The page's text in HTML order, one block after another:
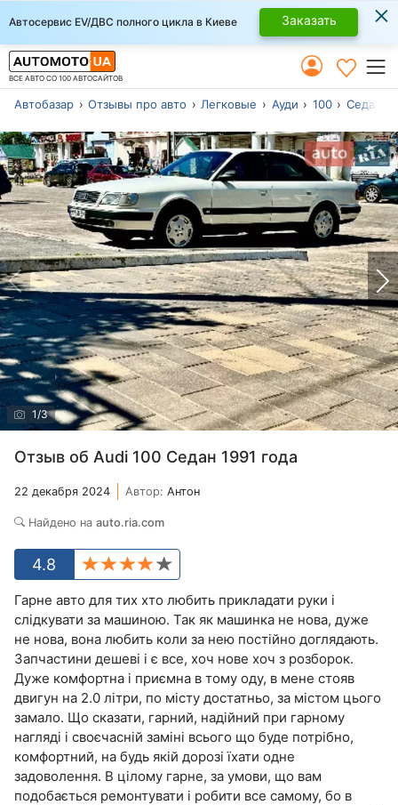
Автосервис EV/ДВС полного цикла в Киеве Заказать ×
ВСЕ АВТО СО 100 АВТОСАЙТОВ
Автобазар Отзывы про авто Легковые Ауди 100 Седан
1 /3
Отзыв об Audi 100 Седан 1991 года
22 декабря 2024 Автор: Антон
Найдено на auto.ria.com
4.8
Гарне авто для тих хто любить прикладати руки і
слідкувати за машиною. Так як машинка не нова, дуже
не нова, вона любить коли за нею постійно доглядають.
Запчастини дешеві і є все, хоч нове хоч з розборок.
Дуже комфортна і приємна в тому оду, в мене стояв
двигун на 2.0 літри, по місту достатньо, за містом цього
замало. Що сказати, гарний, надійний при гарному
нагляді і своєчасній заміні всього що буде потрібно,
комфортний, на будь якій дорозі їхати одне
задоволення. В цілому гарне, за умови, що вам
подобається ремонтувати і робити все самому, бо в